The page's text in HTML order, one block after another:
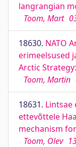
langrangian
Toom, Mart
18630. NATO
erimeelsused
Arctic
Toom, Martin
18631. Lintsae
ettevõttele
mechanism
Toom, Olev